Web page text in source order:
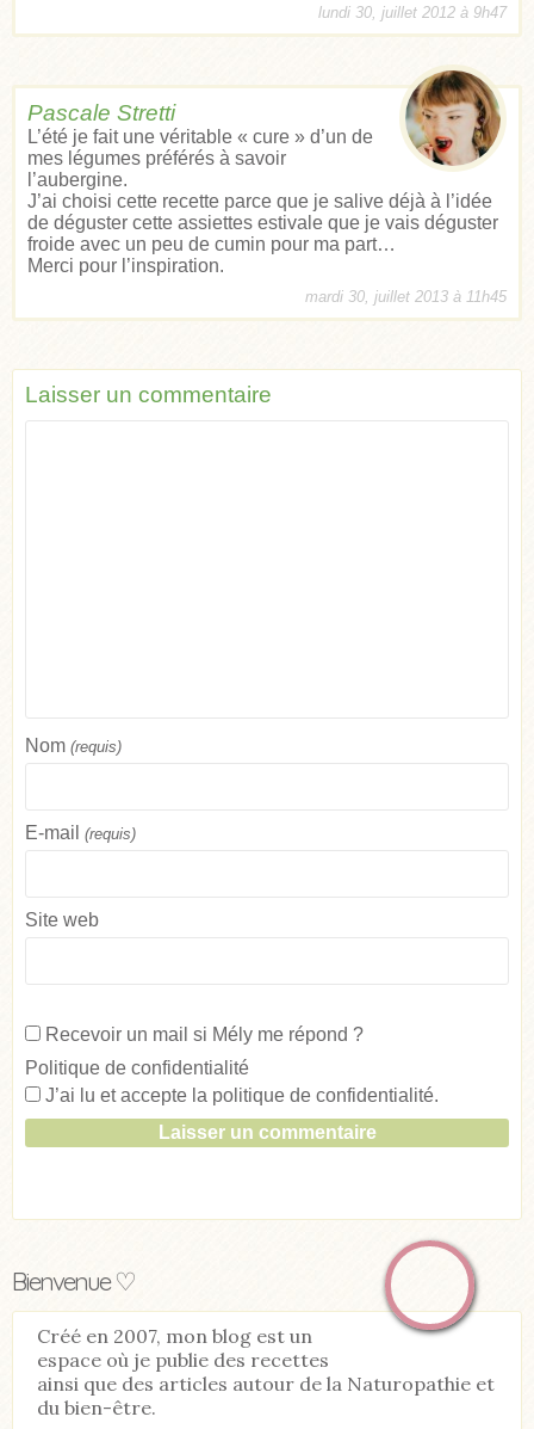
lundi 30, juillet 2012 à 9h47
Pascale Stretti
L’été je fait une véritable « cure » d’un de
mes légumes préférés à savoir
l’aubergine.
J’ai choisi cette recette parce que je salive déjà à l’idée
de déguster cette assiettes estivale que je vais déguster
froide avec un peu de cumin pour ma part…
Merci pour l’inspiration.
mardi 30, juillet 2013 à 11h45
Laisser un commentaire
Nom (requis)
E-mail (requis)
Site web
Recevoir un mail si Mély me répond ?
Politique de confidentialité
J’ai lu et accepte la politique de confidentialité.
Bienvenue ♡
Créé en 2007, mon blog est un
espace où je publie des recettes
ainsi que des articles autour de la Naturopathie et
du bien-être.